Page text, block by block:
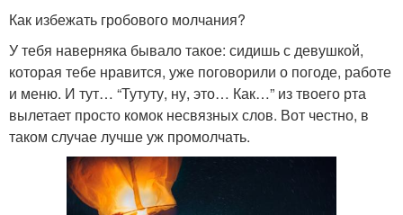
Как избежать гробового молчания?
У тебя наверняка бывало такое: сидишь с девушкой,
которая тебе нравится, уже поговорили о погоде, работе
и меню. И тут… “Тутуту, ну, это… Как…” из твоего рта
вылетает просто комок несвязных слов. Вот честно, в
таком случае лучше уж промолчать.